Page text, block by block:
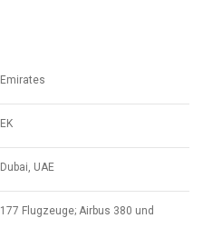
Emirates
EK
Dubai, UAE
177 Flugzeuge; Airbus 380 und